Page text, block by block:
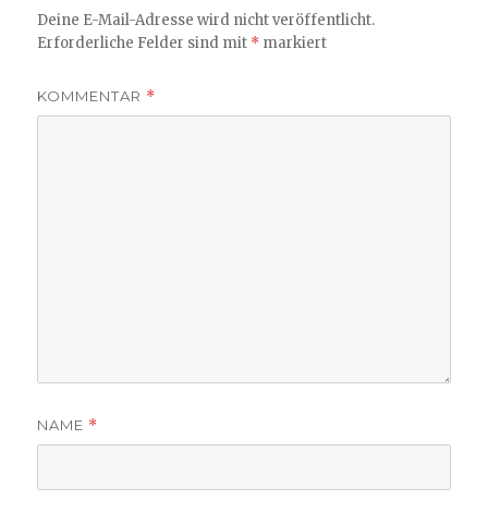
Deine E-Mail-Adresse wird nicht veröffentlicht.
Erforderliche Felder sind mit * markiert
KOMMENTAR *
NAME *